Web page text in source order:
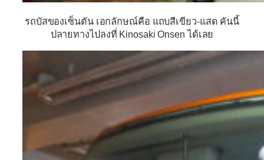
รถบัสของเซ็นตัน เอกลักษณ์คือ แถบสีเขียว-แสด คันนี้
ปลายทางไปลงที่ Kinosaki Onsen ได้เลย